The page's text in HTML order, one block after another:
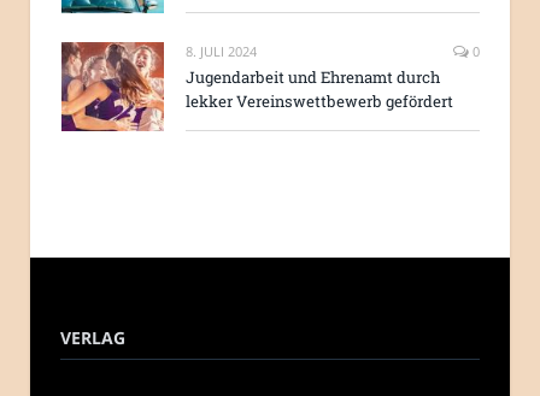
8. JULI 2024 0
Jugendarbeit und Ehrenamt durch
lekker Vereinswettbewerb gefördert
VERLAG